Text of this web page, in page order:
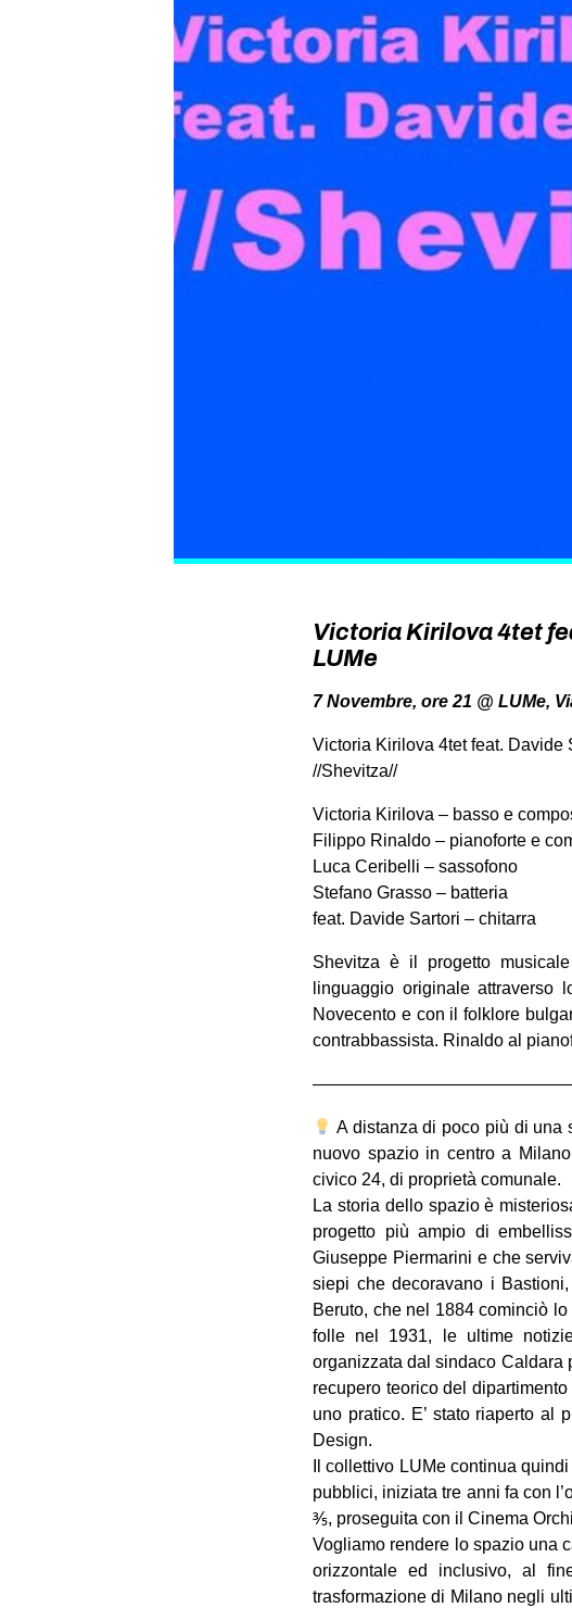
Victoria Kirilova 4tet
LUMe
7 Novembre, ore 21 @ LUMe,
Victoria Kirilova 4tet feat. Davide
//Shevitza//
Victoria Kirilova – basso e
Filippo Rinaldo – pianoforte e
Luca Ceribelli – sassofono
Stefano Grasso – batteria
feat. Davide Sartori – chitarra
Shevitza è il progetto
linguaggio originale
Novecento e con il folklore
contrabbassista. Rinaldo al
A distanza di poco più di una
nuovo spazio in centro a
civico 24, di proprietà comunale.
La storia dello spazio è
progetto più ampio di
Giuseppe Piermarini e che
siepi che decoravano i
Beruto, che nel 1884 cominciò
folle nel 1931, le ultime
organizzata dal sindaco Caldara
recupero teorico del
uno pratico. E’ stato riaperto al
Design.
Il collettivo LUMe continua
pubblici, iniziata tre anni fa con
⅗, proseguita con il Cinema
Vogliamo rendere lo spazio una
orizzontale ed inclusivo, al
trasformazione di Milano negli